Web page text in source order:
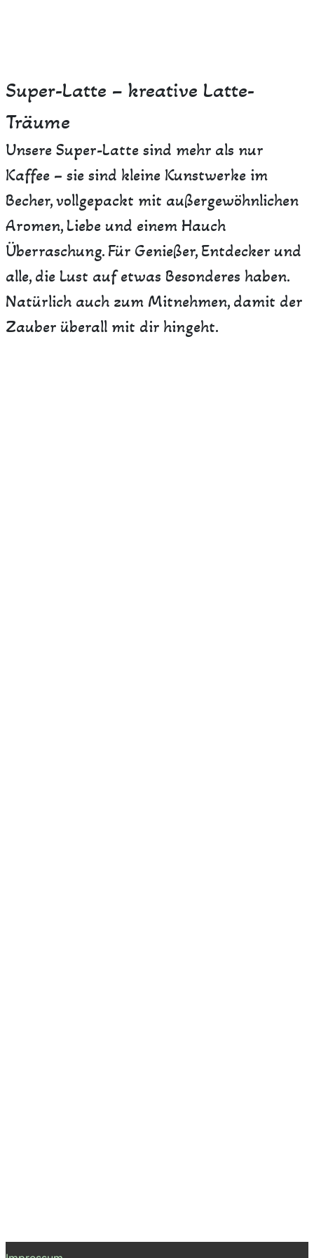
Super-Latte – kreative Latte-
Träume
Unsere Super-Latte sind mehr als nur
Kaffee – sie sind kleine Kunstwerke im
Becher, vollgepackt mit außergewöhnlichen
Aromen, Liebe und einem Hauch
Überraschung. Für Genießer, Entdecker und
alle, die Lust auf etwas Besonderes haben.
Natürlich auch zum Mitnehmen, damit der
Zauber überall mit dir hingeht.